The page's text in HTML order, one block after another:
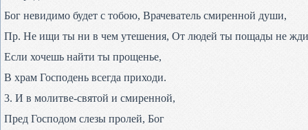
Бог невидимо будет с тобою, Врачеватель смиренной души,
Пр. Не ищи ты ни в чем утешения, От людей ты пощады не
Если хочешь найти ты прощенье,
В храм Господень всегда приходи.
3. И в молитве-святой и смиренной,
Пред Господом слезы пролей, Бог